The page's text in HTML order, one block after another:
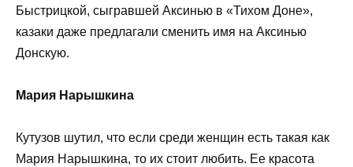
Быстрицкой, сыгравшей Аксинью в «Тихом Доне»,
казаки даже предлагали сменить имя на Аксинью
Донскую.
Мария Нарышкина
Кутузов шутил, что если среди женщин есть такая как
Мария Нарышкина, то их стоит любить. Ее красота